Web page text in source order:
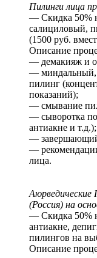
Пилинги лица
— Скидка 50%
салициловый,
(1500 руб.
Описание
— демакияж и
— миндальный,
пилинг
показаний);
— смывание
— сыворотка
антиакне и т.д.);
—
—
лица.
Аюрведические
(Россия) на
— Скидка 50%
антиакне,
пилингов на
Описание